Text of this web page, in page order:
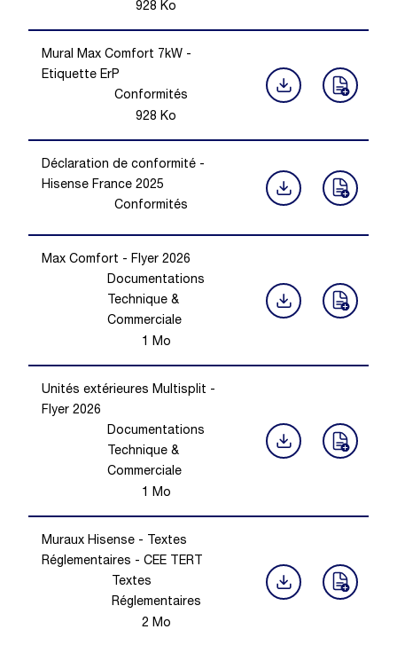
928 Ko
Mural Max Comfort 7kW -
Etiquette ErP
Conformités
928 Ko
Déclaration de conformité -
Hisense France 2025
Conformités
Max Comfort - Flyer 2026
Documentations
Technique &
Commerciale
1 Mo
Unités extérieures Multisplit -
Flyer 2026
Documentations
Technique &
Commerciale
1 Mo
Muraux Hisense - Textes
Réglementaires - CEE TERT
Textes
Réglementaires
2 Mo